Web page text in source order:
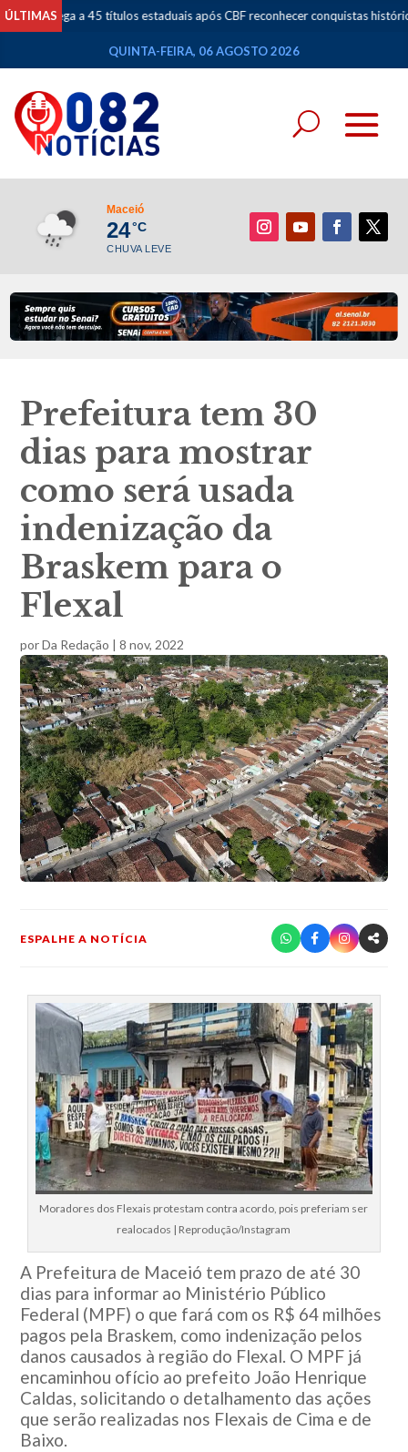
ÚLTIMAS
45 títulos estaduais após CBF reconhecer conquistas históricas e se torna
QUINTA-FEIRA, 06 AGOSTO 2026
Maceió
24°C
CHUVA LEVE
Prefeitura tem 30
dias para mostrar
como será usada
indenização da
Braskem para o
Flexal
porDa Redação |8 nov, 2022
ESPALHE A NOTÍCIA
Moradores dos Flexais protestam contra acordo, pois preferiam ser
realocados | Reprodução/Instagram
A Prefeitura de Maceió tem prazo de até 30
dias para informar ao Ministério Público
Federal (MPF) o que fará com os R$ 64 milhões
pagos pela Braskem, como indenização pelos
danos causados à região do Flexal. O MPF já
encaminhou ofício ao prefeito João Henrique
Caldas, solicitando o detalhamento das ações
que serão realizadas nos Flexais de Cima e de
Baixo.